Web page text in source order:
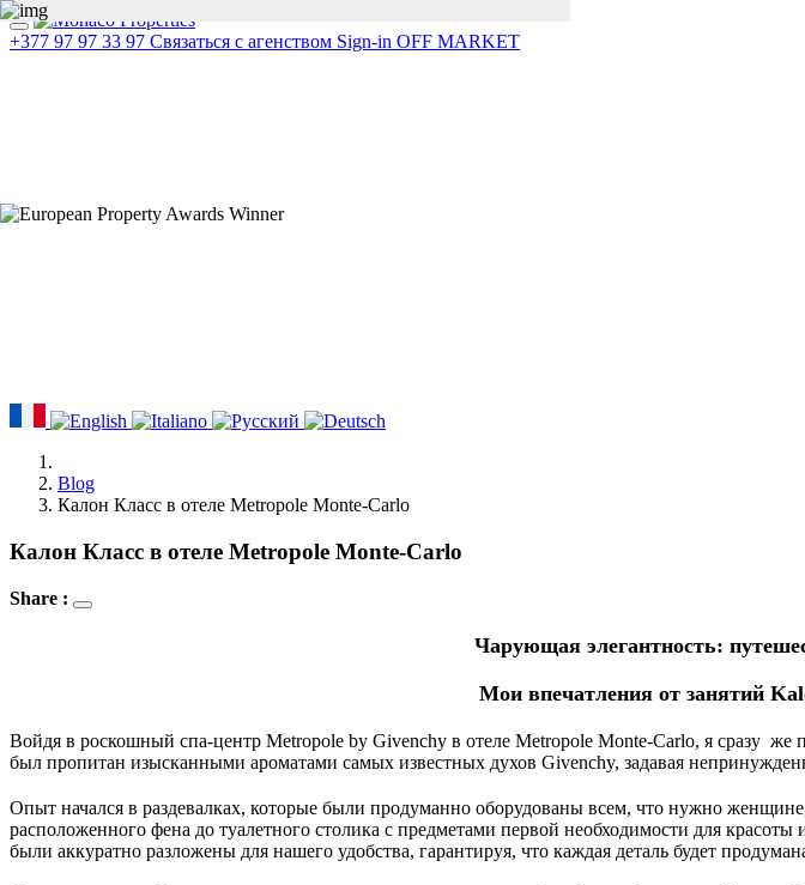
+377 97 97 33 97 Связаться с агенством Sign-in OFF MARKET
Blog
Калон Класс в отеле Metropole Monte-Carlo
Калон Класс в отеле Metropole Monte-Carlo
Share :
Чарующая элегантность:
Мои впечатления от занятий
Войдя в роскошный спа-центр Metropole by Givenchy в отеле Metropole Monte-Carlo, я сразу
был пропитан изысканными ароматами самых известных духов Givenchy, задавая
Опыт начался в раздевалках, которые были продуманно оборудованы всем, что нужно
расположенного фена до туалетного столика с предметами первой необходимости для
были аккуратно разложены для нашего удобства, гарантируя, что каждая деталь будет